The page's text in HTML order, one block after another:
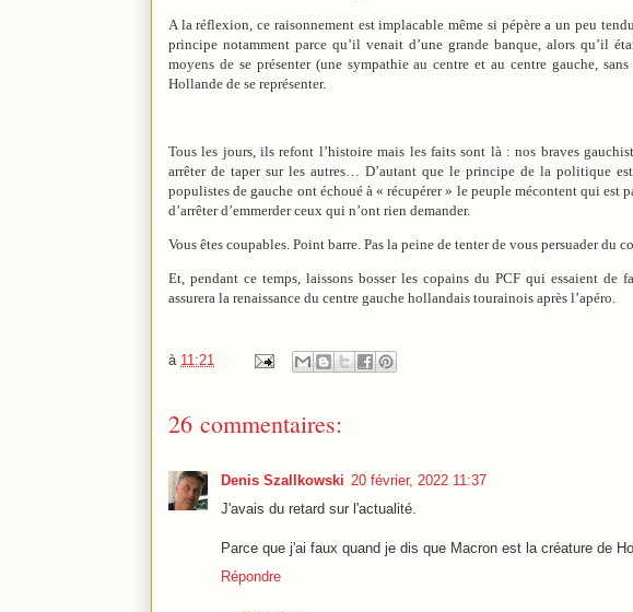
A la réflexion, ce raisonnement est implacable même si pépère a un peu
principe notamment parce qu’il venait d’une grande banque, alors qu’il
moyens de se présenter (une sympathie au centre et au centre gauche,
Hollande de se représenter.
Tous les jours, ils refont l’histoire mais les faits sont là : nos braves
arrêter de taper sur les autres… D’autant que le principe de la politique
populistes de gauche ont échoué à « récupérer » le peuple mécontent qui est
d’arrêter d’emmerder ceux qui n’ont rien demander.
Vous êtes coupables. Point barre. Pas la peine de tenter de vous persuader du
Et, pendant ce temps, laissons bosser les copains du PCF qui essaient de
assurera la renaissance du centre gauche hollandais tourainois après l’apéro.
à 11:21
26 commentaires:
Denis Szallkowski 20 février, 2022 11:37
J'avais du retard sur l'actualité.
Parce que j'ai faux quand je dis que Macron est la créature de
Répondre